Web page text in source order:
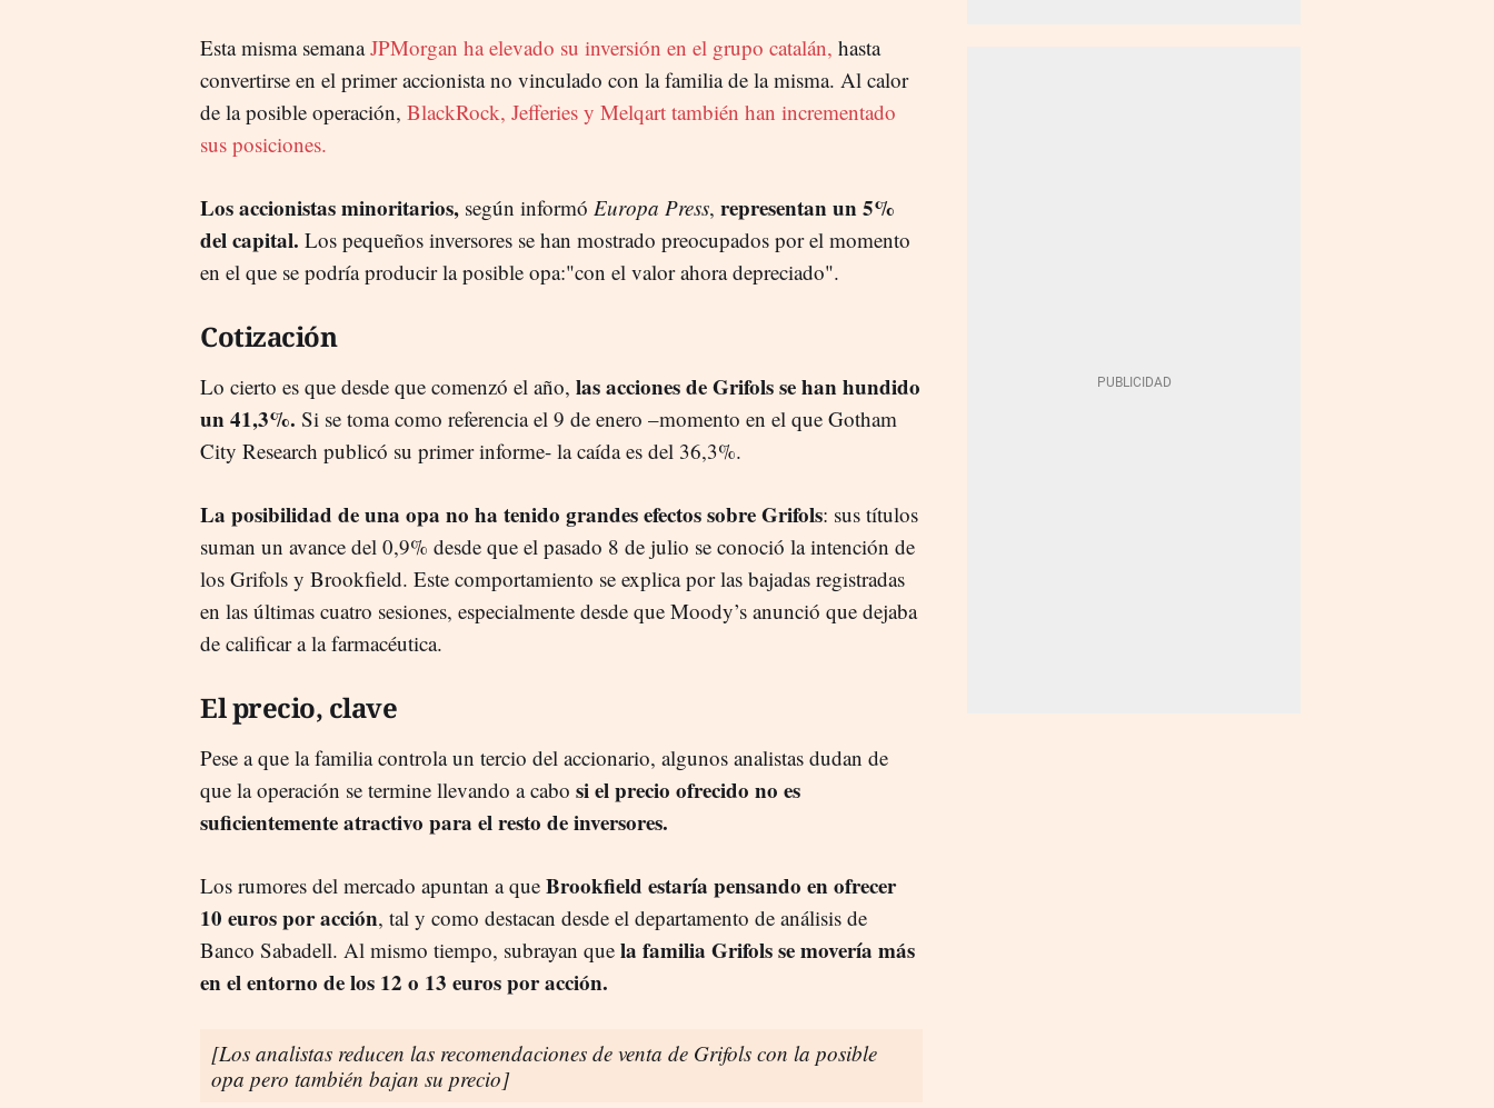
Esta misma semanaJPMorgan ha elevado su inversión en el grupo catalán, hasta
convertirse en el primer accionista no vinculado con la familia de la misma. Al calor
de la posible operación, BlackRock, Jefferies y Melqart también han incrementado
sus posiciones.
Los accionistas minoritarios, según informó Europa Press, representan un 5%
del capital. Los pequeños inversores se han mostrado preocupados por el momento
en el que se podría producir la posible opa:"con el valor ahora depreciado".
Cotización
Lo cierto es que desde que comenzó el año, las acciones de Grifols se han hundido
un 41,3%. Si se toma como referencia el 9 de enero –momento en el que Gotham
City Research publicó su primer informe- la caída es del 36,3%.
La posibilidad de una opa no ha tenido grandes efectos sobre Grifols: sus títulos
suman un avance del 0,9% desde que el pasado 8 de julio se conoció la intención de
los Grifols y Brookfield. Este comportamiento se explica por las bajadas registradas
en las últimas cuatro sesiones, especialmente desde que Moody’s anunció que dejaba
de calificar a la farmacéutica.
El precio, clave
Pese a que la familia controla un tercio del accionario, algunos analistas dudan de
que la operación se termine llevando a cabo si el precio ofrecido no es
suficientemente atractivo para el resto de inversores.
Los rumores del mercado apuntan a que Brookfield estaría pensando en ofrecer
10 euros por acción, tal y como destacan desde el departamento de análisis de
Banco Sabadell. Al mismo tiempo, subrayan que la familia Grifols se movería más
en el entorno de los 12 o 13 euros por acción.
[Los analistas reducen las recomendaciones de venta de Grifols con la posible
opa pero también bajan su precio]